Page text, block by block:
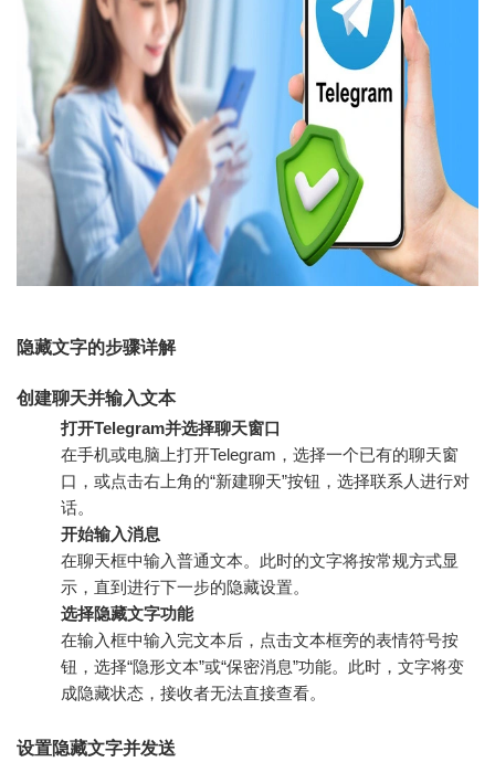
隐藏文字的步骤详解
创建聊天并输入文本
打开Telegram并选择聊天窗口
在手机或电脑上打开Telegram，选择一个已有的聊天窗
口，或点击右上角的“新建聊天”按钮，选择联系人进行对
话。
开始输入消息
在聊天框中输入普通文本。此时的文字将按常规方式显
示，直到进行下一步的隐藏设置。
选择隐藏文字功能
在输入框中输入完文本后，点击文本框旁的表情符号按
钮，选择“隐形文本”或“保密消息”功能。此时，文字将变
成隐藏状态，接收者无法直接查看。
设置隐藏文字并发送